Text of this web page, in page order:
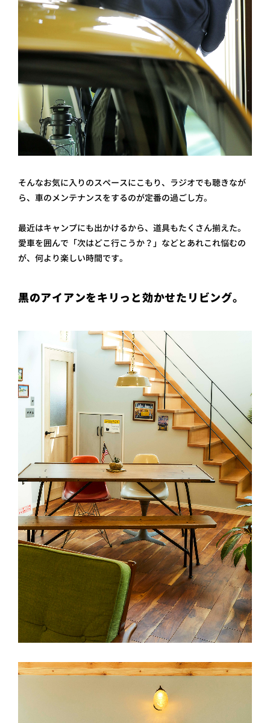
そんなお気に入りのスペースにこもり、ラジオでも聴きなが
ら、車のメンテナンスをするのが定番の過ごし方。
最近はキャンプにも出かけるから、道具もたくさん揃えた。
愛車を囲んで「次はどこ行こうか？」などとあれこれ悩むの
が、何より楽しい時間です。
黒のアイアンをキリっと効かせたリビング。